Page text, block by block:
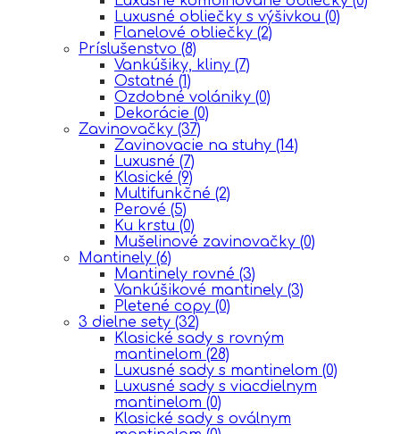
Luxusné obliečky s výšivkou (0)
Flanelové obliečky (2)
Príslušenstvo (8)
Vankúšiky, kliny (7)
Ostatné (1)
Ozdobné volániky (0)
Dekorácie (0)
Zavinovačky (37)
Zavinovacie na stuhy (14)
Luxusné (7)
Klasické (9)
Multifunkčné (2)
Perové (5)
Ku krstu (0)
Mušelinové zavinovačky (0)
Mantinely (6)
Mantinely rovné (3)
Vankúšikové mantinely (3)
Pletené copy (0)
3 dielne sety (32)
Klasické sady s rovným
mantinelom (28)
Luxusné sady s mantinelom (0)
Luxusné sady s viacdielnym
mantinelom (0)
Klasické sady s oválnym